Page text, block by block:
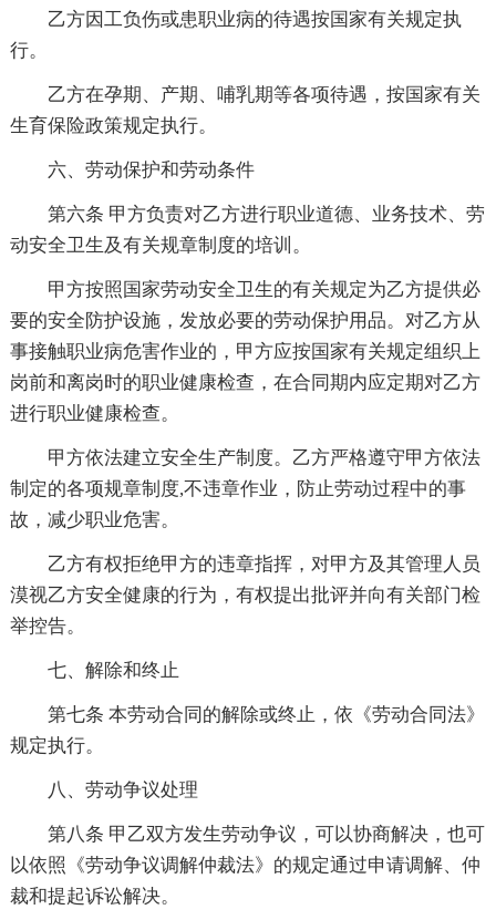
乙方因工负伤或患职业病的待遇按国家有关规定执
行。
乙方在孕期、产期、哺乳期等各项待遇，按国家有关
生育保险政策规定执行。
六、劳动保护和劳动条件
第六条 甲方负责对乙方进行职业道德、业务技术、劳
动安全卫生及有关规章制度的培训。
甲方按照国家劳动安全卫生的有关规定为乙方提供必
要的安全防护设施，发放必要的劳动保护用品。对乙方从
事接触职业病危害作业的，甲方应按国家有关规定组织上
岗前和离岗时的职业健康检查，在合同期内应定期对乙方
进行职业健康检查。
甲方依法建立安全生产制度。乙方严格遵守甲方依法
制定的各项规章制度,不违章作业，防止劳动过程中的事
故，减少职业危害。
乙方有权拒绝甲方的违章指挥，对甲方及其管理人员
漠视乙方安全健康的行为，有权提出批评并向有关部门检
举控告。
七、解除和终止
第七条 本劳动合同的解除或终止，依《劳动合同法》
规定执行。
八、劳动争议处理
第八条 甲乙双方发生劳动争议，可以协商解决，也可
以依照《劳动争议调解仲裁法》的规定通过申请调解、仲
裁和提起诉讼解决。